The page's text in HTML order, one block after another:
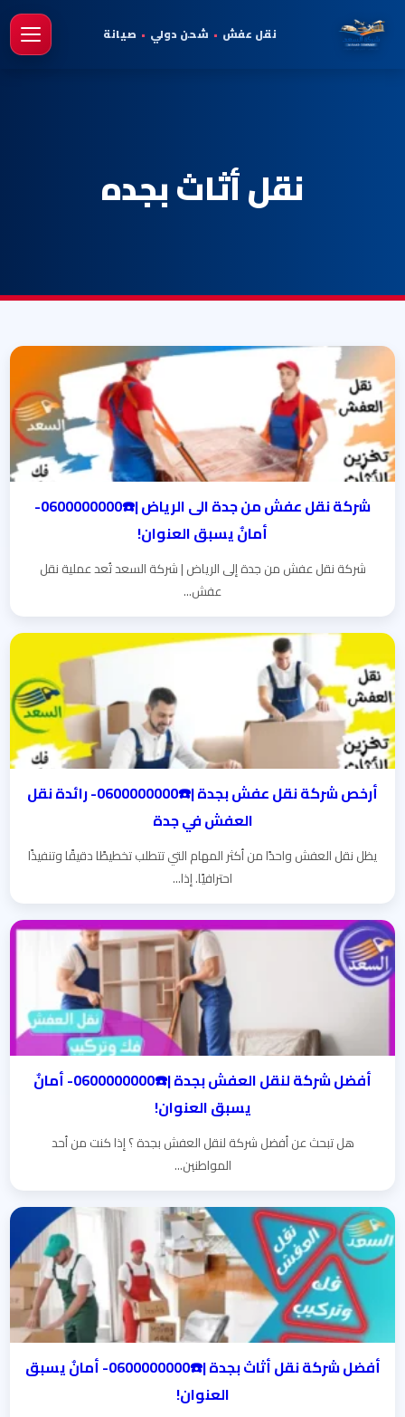
نقل عفش • شحن دولي • صيانة
نقل أثاث بجده
شركة نقل عفش من جدة الى الرياض |☎️0600000000-
أمانٌ يسبق العنوان!
شركة نقل عفش من جدة إلى الرياض | شركة السعد تُعد عملية نقل
عفش...
أرخص شركة نقل عفش بجدة |☎️0600000000- رائدة نقل
العفش في جدة
يظل نقل العفش واحدًا من أكثر المهام التي تتطلب تخطيطًا دقيقًا وتنفيذًا
احترافيًا. إذا...
أفضل شركة لنقل العفش بجدة |☎️0600000000- أمانٌ
يسبق العنوان!
هل تبحث عن أفضل شركة لنقل العفش بجدة ؟ إذا كنت من أحد
المواطنين...
أفضل شركة نقل أثاث بجدة |☎️0600000000- أمانٌ يسبق
العنوان!